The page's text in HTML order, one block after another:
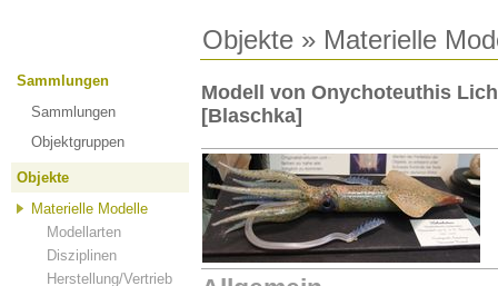
Objekte » Materielle
Sammlungen
Sammlungen
Objektgruppen
Objekte
Materielle Modelle
Modellarten
Disziplinen
Herstellung/Vertrieb
Modell von Onychoteuthis
[Blaschka]